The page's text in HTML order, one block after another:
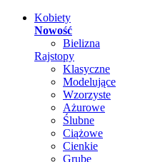
Kobiety
Nowość
Bielizna
Rajstopy
Klasyczne
Modelujące
Wzorzyste
Ażurowe
Ślubne
Ciążowe
Cienkie
Grube